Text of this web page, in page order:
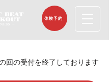
体験予約
回の受付を終了しております